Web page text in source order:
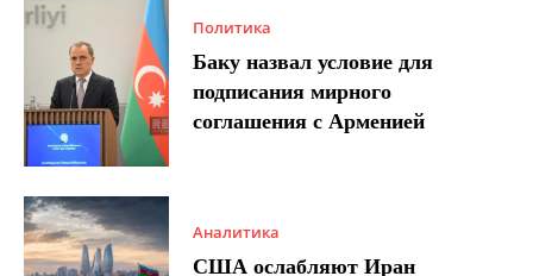
Политика
Баку назвал условие для
подписания мирного
соглашения с Арменией
Аналитика
США ослабляют Иран